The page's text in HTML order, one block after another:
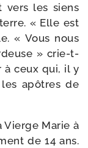
vers les siens
« Elle est
« Vous nous
» crie-​t-​
à ceux qui, il y
apôtres de
Marie à
de 14 ans.